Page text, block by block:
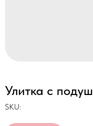
Улитка с
SKU: